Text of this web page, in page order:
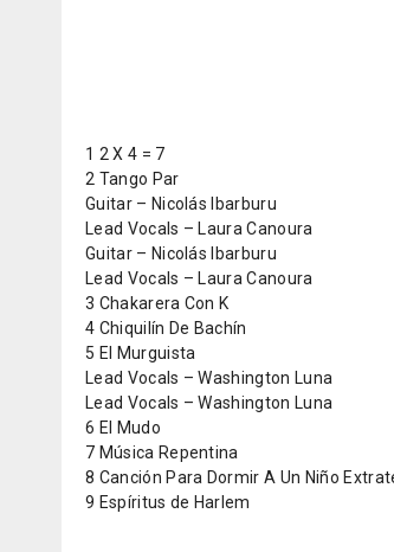
1 2 X 4 = 7
2 Tango Par
Guitar – Nicolás Ibarburu
Lead Vocals – Laura Canoura
Guitar – Nicolás Ibarburu
Lead Vocals – Laura Canoura
3 Chakarera Con K
4 Chiquilín De Bachín
5 El Murguista
Lead Vocals – Washington Luna
Lead Vocals – Washington Luna
6 El Mudo
7 Música Repentina
8 Canción Para Dormir A Un Niño
9 Espíritus de Harlem